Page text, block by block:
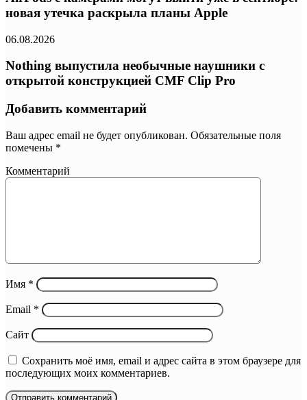
новая утечка раскрыла планы Apple
06.08.2026
Nothing выпустила необычные наушники с
открытой конструкцией CMF Clip Pro
Добавить комментарий
Ваш адрес email не будет опубликован. Обязательные поля
помечены *
Комментарий
Имя *
Email *
Сайт
Сохранить моё имя, email и адрес сайта в этом браузере для
последующих моих комментариев.